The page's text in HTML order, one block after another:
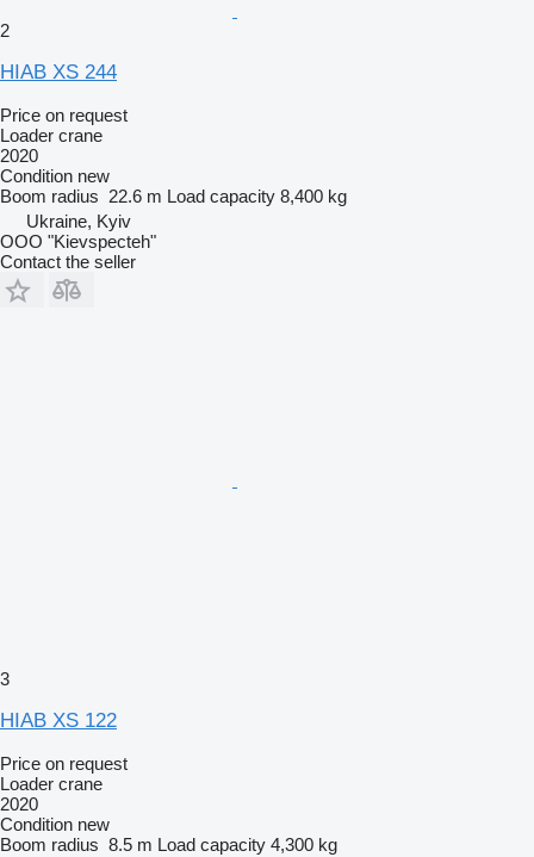
2
HIAB XS 244
Price on request
Loader crane
2020
Condition new
Boom radius 22.6 m Load capacity 8,400 kg
Ukraine, Kyiv
OOO "Kievspecteh"
Contact the seller
3
HIAB XS 122
Price on request
Loader crane
2020
Condition new
Boom radius 8.5 m Load capacity 4,300 kg